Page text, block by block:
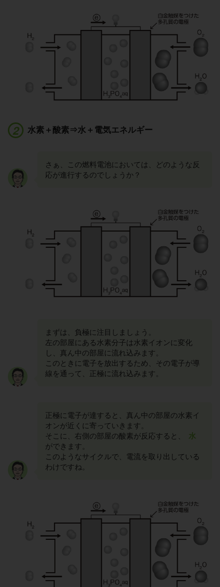
水素＋酸素⇒水＋電気エネルギー
さぁ、この燃料電池においては、どのような反
応が進行するのでしょうか？
まずは、負極に注目しましょう。
左の部屋にある水素分子は水素イオンに変化
し、真ん中の部屋に流れ込みます。
このときに電子を放出するため、その電子が導
線を通って、正極に流れ込みます。
正極に電子が達すると、真ん中の部屋の水素イ
オンが近くに寄っていきます。
そこに、右側の部屋の酸素が反応すると、
水
ができます。
このようなサイクルで、電流を取り出している
わけですね。